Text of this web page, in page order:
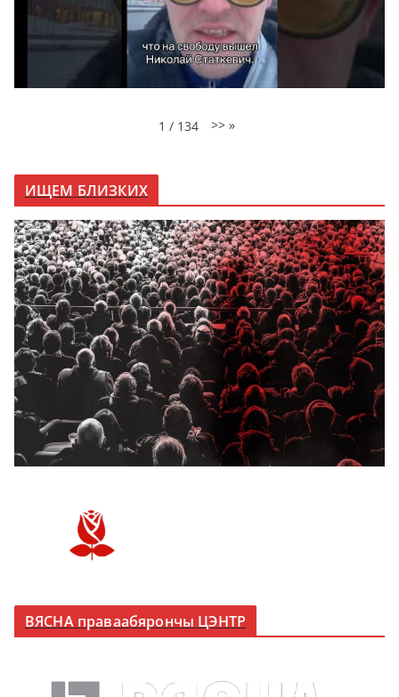
1 / 134 >> »
ИЩЕМ БЛИЗКИХ
ВЯСНА праваабярончы ЦЭНТР